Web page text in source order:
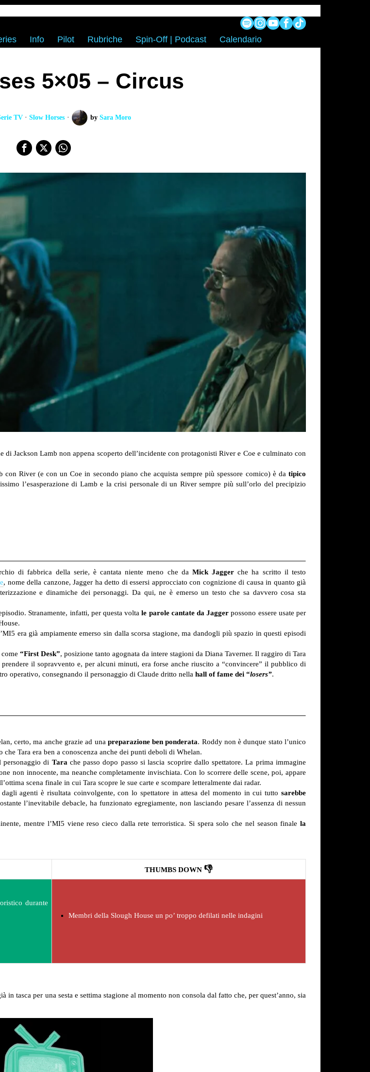
Info Pilot Rubriche Spin-Off | Podcast Calendario
5×05 – Circus
TV · Slow Horses by Sara Moro
di Jackson Lamb non appena scoperto dell’incidente con protagonisti River e Coe e culminato con
River (e con un Coe in secondo piano che acquista sempre più spessore comico) è da tipico
l’esasperazione di Lamb e la crisi personale di un River sempre più sull’orlo del precipizio
di fabbrica della serie, è cantata niente meno che da Mick Jagger che ha scritto il testo
, nome della canzone, Jagger ha detto di essersi approcciato con cognizione di causa in quanto già
e dinamiche dei personaggi. Da qui, ne è emerso un testo che sa davvero cosa sta
Stranamente, infatti, per questa voltale parole cantate da Jagger possono essere usate per
era già ampiamente emerso sin dalla scorsa stagione, ma dandogli più spazio in questi episodi
“First Desk”, posizione tanto agognata da intere stagioni da Diana Taverner. Il raggiro di Tara
il sopravvento e, per alcuni minuti, era forse anche riuscito a “convincere” il pubblico di
operativo, consegnando il personaggio di Claude dritto nella hall of fame dei “losers”.
certo, ma anche grazie ad una preparazione ben ponderata. Roddy non è dunque stato l’unico
Tara era ben a conoscenza anche dei punti deboli di Whelan.
personaggio di Tara che passo dopo passo si lascia scoprire dallo spettatore. La prima immagine
non innocente, ma neanche completamente invischiata. Con lo scorrere delle scene, poi, appare
scena finale in cui Tara scopre le sue carte e scompare letteralmente dai radar.
agenti è risultata coinvolgente, con lo spettatore in attesa del momento in cui tutto sarebbe
l’inevitabile debacle, ha funzionato egregiamente, non lasciando pesare l’assenza di nessun
mentre l’MI5 viene reso cieco dalla rete terroristica. Si spera solo che nel season finale la
THUMBS DOWN 👎
durante
Membri della Slough House un po’ troppo defilati nelle indagini
tasca per una sesta e settima stagione al momento non consola dal fatto che, per quest’anno, sia